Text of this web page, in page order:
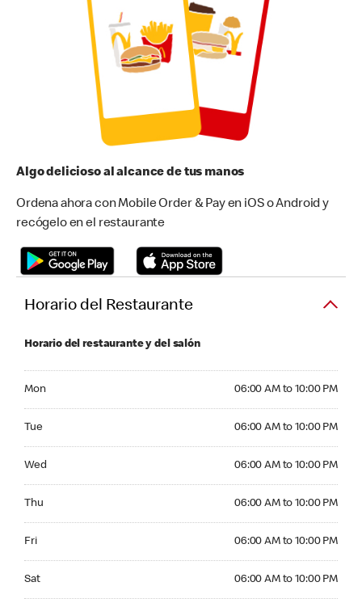
Algo delicioso al alcance de tus manos
Ordena ahora con Mobile Order & Pay en iOS o Android y
recógelo en el restaurante
Horario del Restaurante
Horario del restaurante y del salón
Mon 06:00 AM to 10:00 PM
Tue 06:00 AM to 10:00 PM
Wed 06:00 AM to 10:00 PM
Thu 06:00 AM to 10:00 PM
Fri 06:00 AM to 10:00 PM
Sat 06:00 AM to 10:00 PM